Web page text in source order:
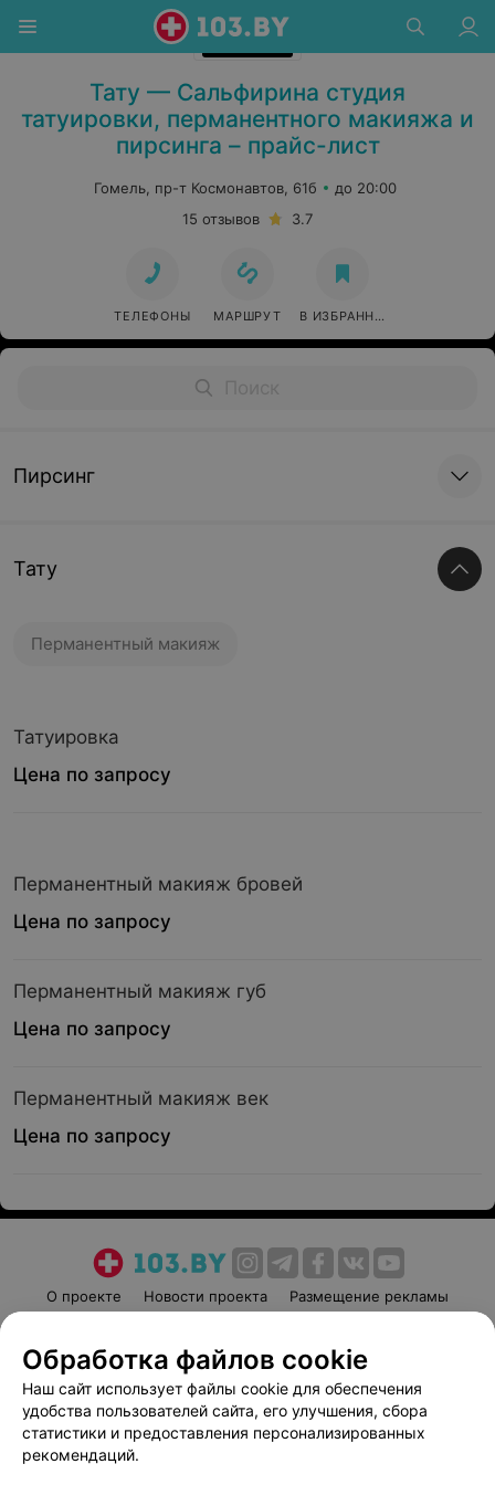
Тату — Сальфирина студия
татуировки, перманентного макияжа и
пирсинга – прайс-лист
Гомель, пр-т Космонавтов, 61б
до 20:00
15 отзывов
3.7
ТЕЛЕФОНЫ МАРШРУТ В ИЗБРАННОЕ
Пирсинг
Тату
Перманентный макияж
Татуировка
Цена по запросу
Перманентный макияж бровей
Цена по запросу
Перманентный макияж губ
Цена по запросу
Перманентный макияж век
Цена по запросу
О проекте Новости проекта
Размещение рекламы
Пользовательское соглашение
Способы оплаты
Вакансии
Партнеры
Написать руководителю 103.by
Обработка файлов cookie
Наш сайт использует файлы cookie для обеспечения
удобства пользователей сайта, его улучшения, сбора
статистики и предоставления персонализированных
рекомендаций.